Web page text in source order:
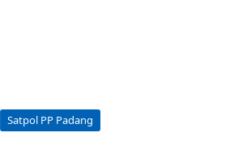
Satpol PP Padang